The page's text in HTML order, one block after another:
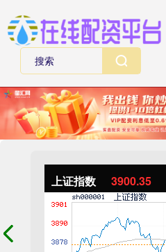
上证指数 3900.35